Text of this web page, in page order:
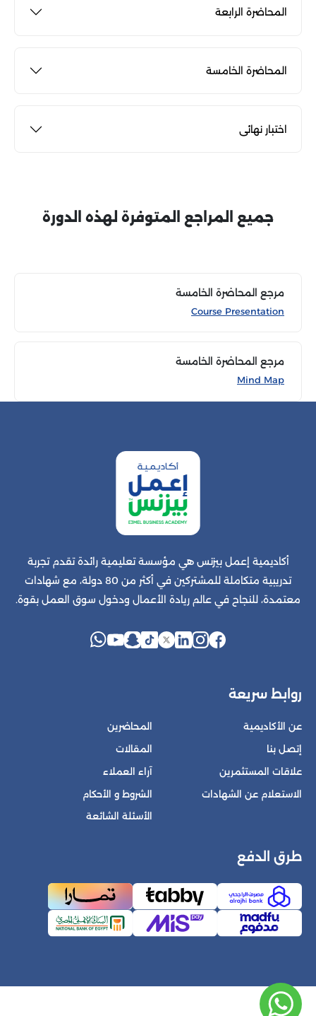
المحاضرة الرابعة
المحاضرة الخامسة
اختبار نهائى
جميع المراجع المتوفرة لهذه الدورة
مرجع المحاضرة الخامسة
Course Presentation
مرجع المحاضرة الخامسة
Mind Map
أكاديمية إعمل بيزنس هي مؤسسة تعليمية رائدة تقدم تجربة
تدريبية متكاملة للمشتركين في أكثر من 80 دولة، مع شهادات
معتمدة، للنجاح في عالم ريادة الأعمال ودخول سوق العمل بقوة.
روابط سريعة
عن الأكاديمية
إتصل بنا
علاقات المستثمرين
الاستعلام عن الشهادات
المحاضرين
المقالات
آراء العملاء
الشروط و الأحكام
الأسئلة الشائعة
طرق الدفع